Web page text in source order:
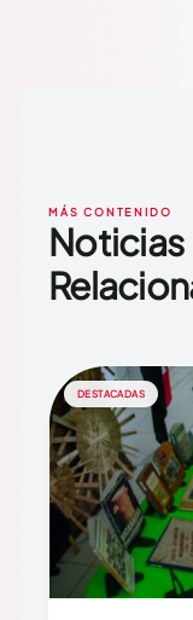
MÁS CONTENIDO
Noticias
DESTACADAS